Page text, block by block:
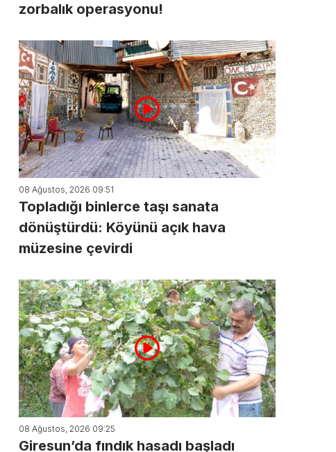
zorbalık operasyonu!
08 Ağustos, 2026 09:51
Topladığı binlerce taşı sanata
dönüştürdü: Köyünü açık hava
müzesine çevirdi
08 Ağustos, 2026 09:25
Giresun’da fındık hasadı başladı